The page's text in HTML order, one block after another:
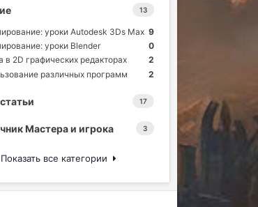
13
9
уроки Autodesk 3Ds Max
0
уроки Blender
2
в 2D графических редакторах
2
различных программ
17
3
Мастера и игрока
Показать все категории